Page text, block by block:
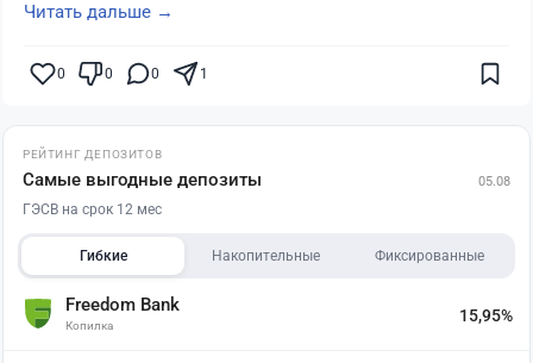
Читать дальше →
0 0 0 1
РЕЙТИНГ ДЕПОЗИТОВ
Самые выгодные депозиты 05.08
ГЭСВ на срок 12 мес
Гибкие Накопительные Фиксированные
Freedom Bank
Копилка
15,95%